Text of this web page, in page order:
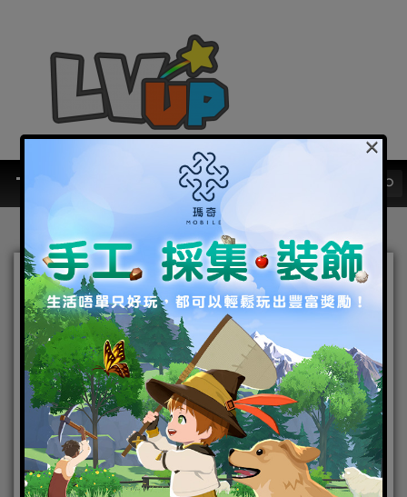
《RO仙境傳說：新世代的誕
生》上市滿月， 代言人林志
穎華麗現身普隆德拉
2020-11-17|Android,IOS,手機遊戲 焦點新聞
RO仙境傳
說：新世代的誕生
×